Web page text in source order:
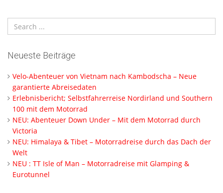
Neueste Beiträge
Velo-Abenteuer von Vietnam nach Kambodscha – Neue
garantierte Abreisedaten
Erlebnisbericht; Selbstfahrerreise Nordirland und Southern
100 mit dem Motorrad
NEU: Abenteuer Down Under – Mit dem Motorrad durch
Victoria
NEU: Himalaya & Tibet – Motorradreise durch das Dach der
Welt
NEU : TT Isle of Man – Motorradreise mit Glamping &
Eurotunnel